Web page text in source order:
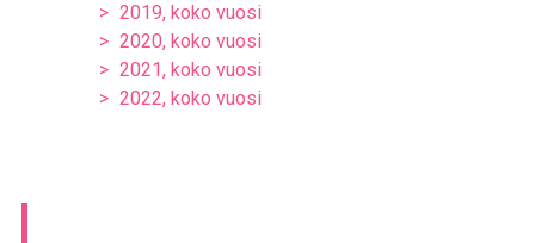
2019, koko vuosi
2020, koko vuosi
2021, koko vuosi
2022, koko vuosi